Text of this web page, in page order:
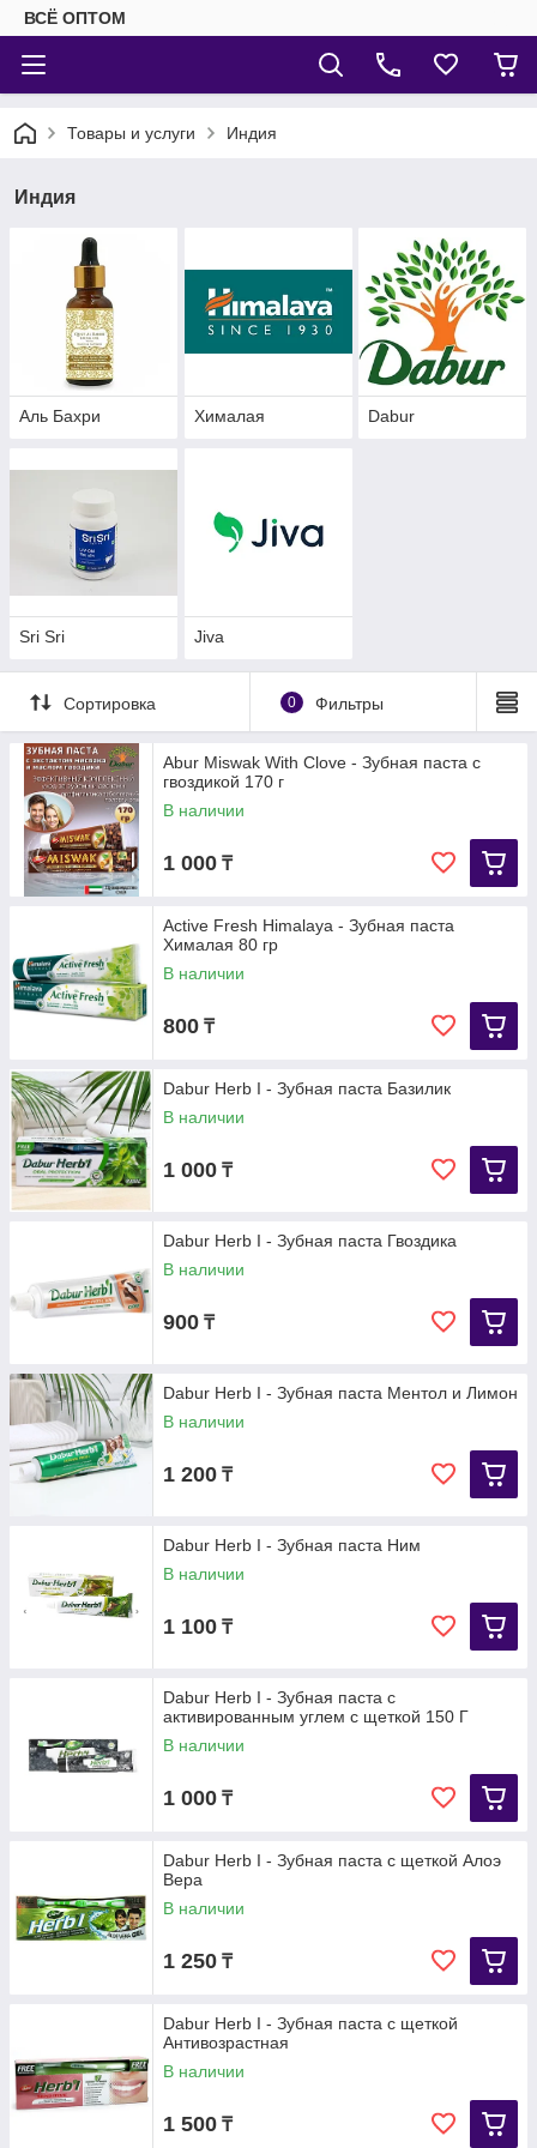
ВСЁ ОПТОМ
Товары и услуги Индия
Индия
Аль Бахри Хималая Dabur
Sri Sri Jiva
Сортировка 0 Фильтры
Abur Miswak With Clove - Зубная паста c
гвоздикой 170 г
В наличии
1 000 ₸
Active Fresh Himalaya - Зубная паста
Хималая 80 гр
В наличии
800 ₸
Dabur Herb I - Зубная паста Базилик
В наличии
1 000 ₸
Dabur Herb I - Зубная паста Гвоздика
В наличии
900 ₸
Dabur Herb I - Зубная паста Ментол и Лимон
В наличии
1 200 ₸
Dabur Herb I - Зубная паста Ним
В наличии
1 100 ₸
Dabur Herb I - Зубная паста с
активированным углем с щеткой 150 Г
В наличии
1 000 ₸
Dabur Herb I - Зубная паста с щеткой Алоэ
Вера
В наличии
1 250 ₸
Dabur Herb I - Зубная паста с щеткой
Антивозрастная
В наличии
1 500 ₸